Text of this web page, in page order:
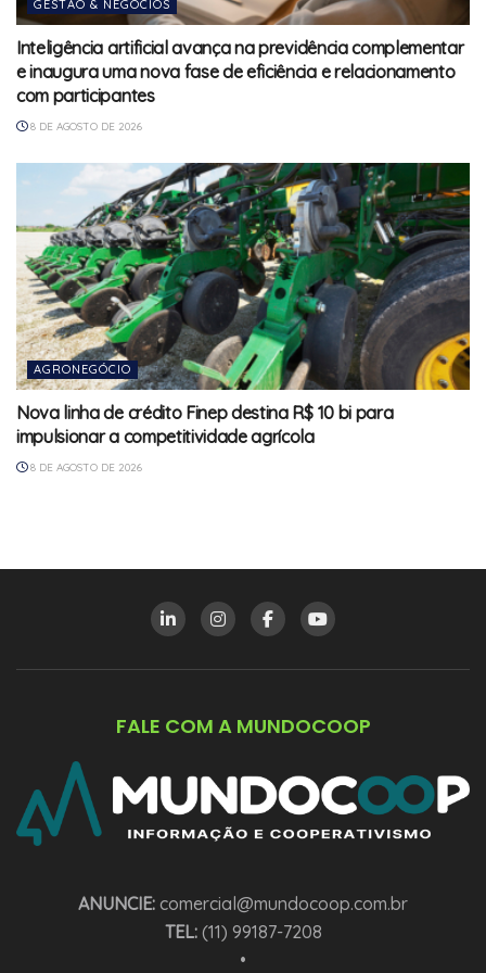
GESTÃO & NEGÓCIOS
Inteligência artificial avança na previdência complementar
e inaugura uma nova fase de eficiência e relacionamento
com participantes
8 DE AGOSTO DE 2026
AGRONEGÓCIO
Nova linha de crédito Finep destina R$ 10 bi para
impulsionar a competitividade agrícola
8 DE AGOSTO DE 2026
FALE COM A MUNDOCOOP
ANUNCIE: comercial@mundocoop.com.br
TEL:(11) 99187-7208
•